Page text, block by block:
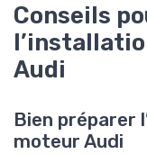
Conseils
Audi
Bien préparer
moteur Audi